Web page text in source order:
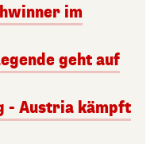
im
geht auf
- Austria kämpft